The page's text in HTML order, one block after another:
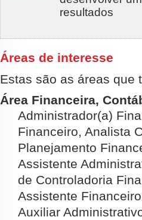
resultados
Áreas de interesse
Estas são as áreas que
Área Financeira,
Administrador(a)
Financeiro, Analista
Planejamento
Assistente
de Controladoria
Assistente
Auxiliar